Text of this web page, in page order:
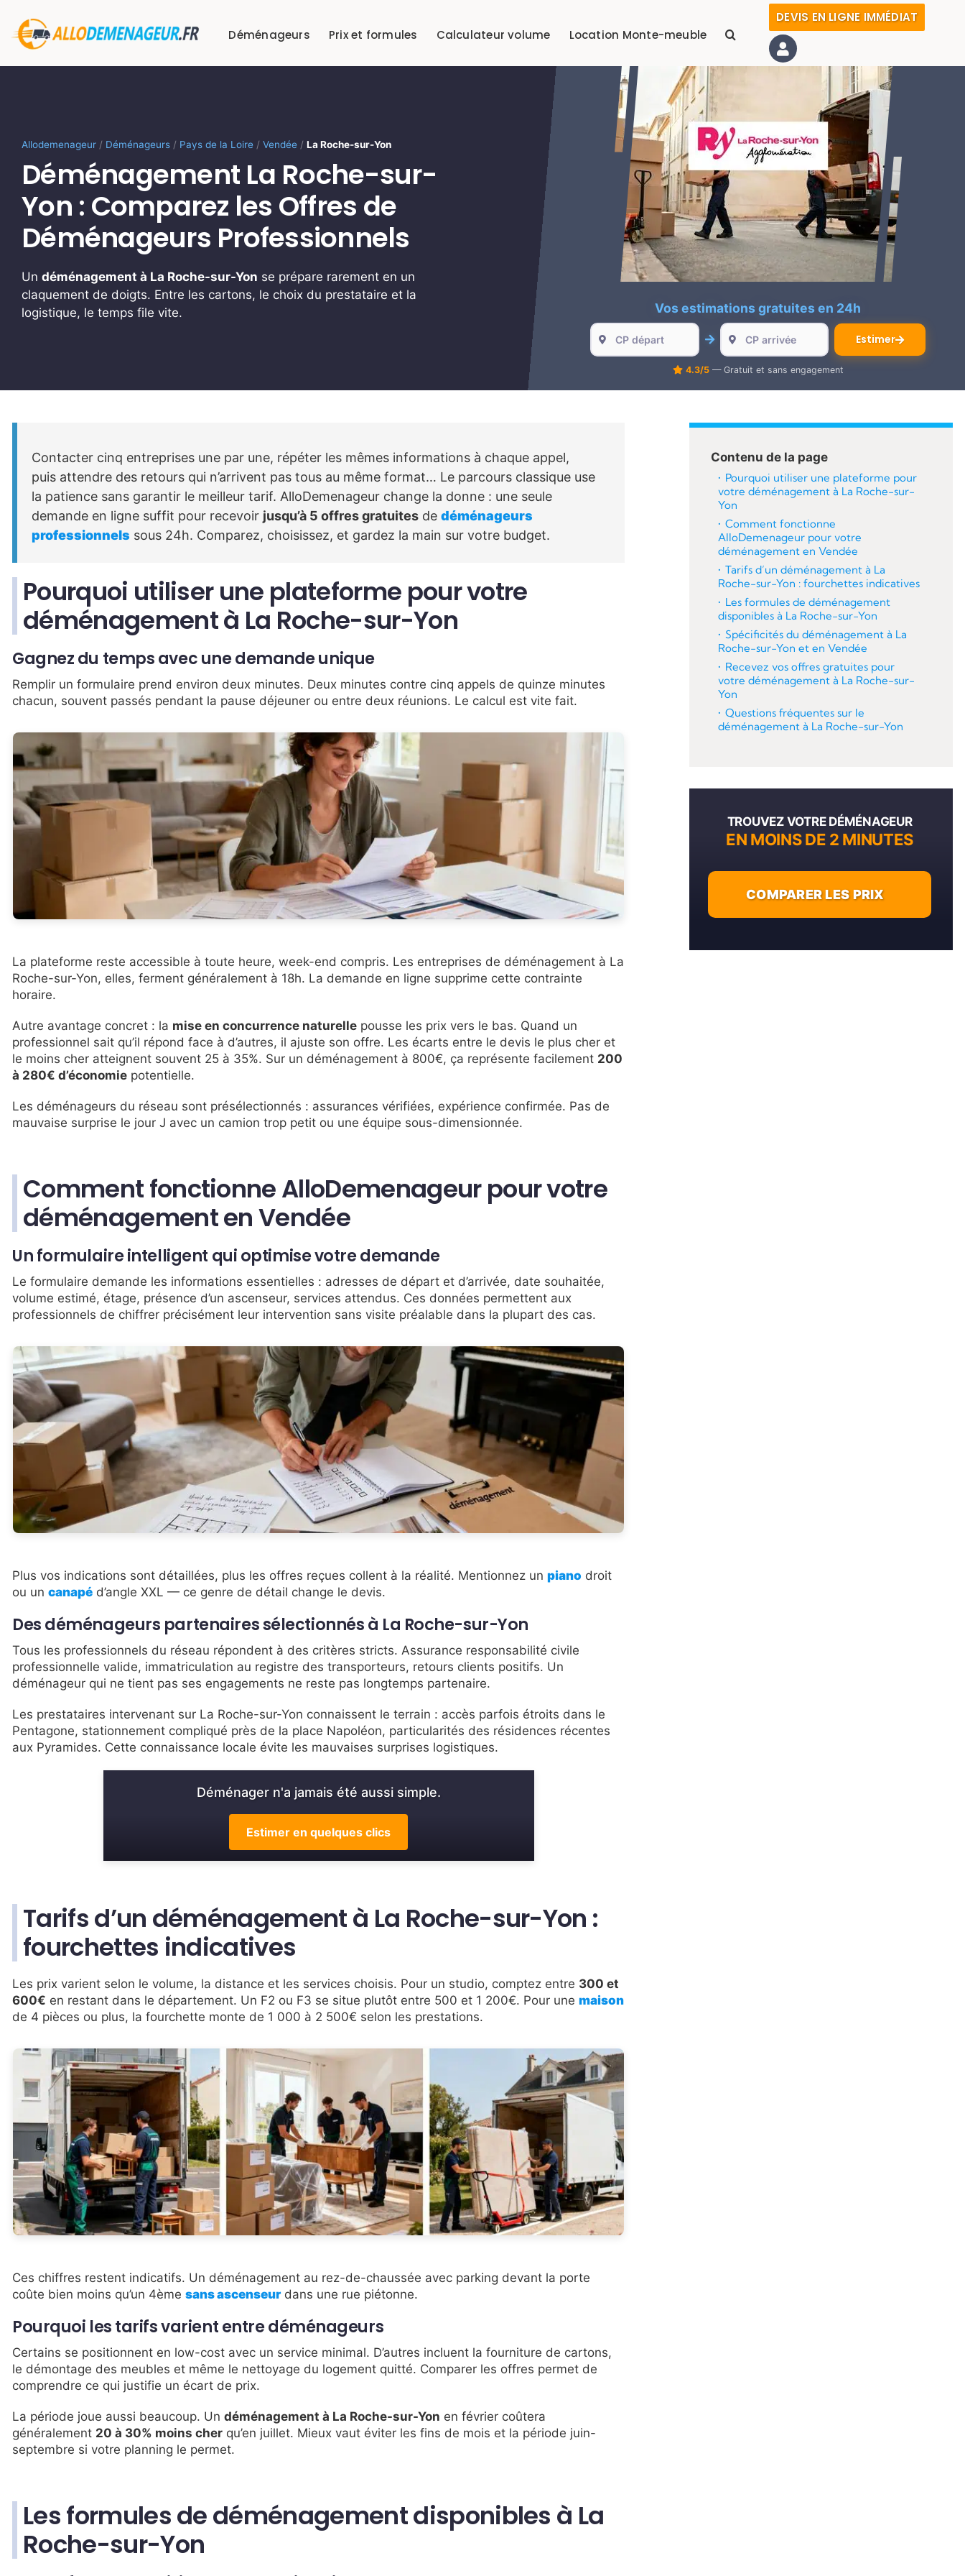
contenu
Déménageurs Prix et formules Calculateur volume Location Monte-meuble
DEVIS EN LIGNE IMMÉDIAT
Allodemenageur / Déménageurs / Pays de la Loire / Vendée / La Roche-sur-Yon
Déménagement La Roche-sur-
Yon : Comparez les Offres de
Déménageurs Professionnels
Un déménagement à La Roche-sur-Yon se prépare rarement en un
claquement de doigts. Entre les cartons, le choix du prestataire et la
logistique, le temps file vite.
Vos estimations gratuites en 24h
Estimer
4.3/5— Gratuit et sans engagement
Contacter cinq entreprises une par une, répéter les mêmes informations à chaque appel,
puis attendre des retours qui n’arrivent pas tous au même format… Le parcours classique use
la patience sans garantir le meilleur tarif. AlloDemenageur change la donne : une seule
demande en ligne suffit pour recevoir jusqu’à 5 offres gratuites de déménageurs
professionnels sous 24h. Comparez, choisissez, et gardez la main sur votre budget.
Pourquoi utiliser une plateforme pour votre
déménagement à La Roche-sur-Yon
Gagnez du temps avec une demande unique
Remplir un formulaire prend environ deux minutes. Deux minutes contre cinq appels de quinze minutes
chacun, souvent passés pendant la pause déjeuner ou entre deux réunions. Le calcul est vite fait.
La plateforme reste accessible à toute heure, week-end compris. Les entreprises de déménagement à La
Roche-sur-Yon, elles, ferment généralement à 18h. La demande en ligne supprime cette contrainte
horaire.
Autre avantage concret : la mise en concurrence naturelle pousse les prix vers le bas. Quand un
professionnel sait qu’il répond face à d’autres, il ajuste son offre. Les écarts entre le devis le plus cher et
le moins cher atteignent souvent 25 à 35%. Sur un déménagement à 800€, ça représente facilement 200
à 280€ d’économie potentielle.
Les déménageurs du réseau sont présélectionnés : assurances vérifiées, expérience confirmée. Pas de
mauvaise surprise le jour J avec un camion trop petit ou une équipe sous-dimensionnée.
Comment fonctionne AlloDemenageur pour votre
déménagement en Vendée
Un formulaire intelligent qui optimise votre demande
Le formulaire demande les informations essentielles : adresses de départ et d’arrivée, date souhaitée,
volume estimé, étage, présence d’un ascenseur, services attendus. Ces données permettent aux
professionnels de chiffrer précisément leur intervention sans visite préalable dans la plupart des cas.
Plus vos indications sont détaillées, plus les offres reçues collent à la réalité. Mentionnez un piano droit
ou un canapé d’angle XXL — ce genre de détail change le devis.
Des déménageurs partenaires sélectionnés à La Roche-sur-Yon
Tous les professionnels du réseau répondent à des critères stricts. Assurance responsabilité civile
professionnelle valide, immatriculation au registre des transporteurs, retours clients positifs. Un
déménageur qui ne tient pas ses engagements ne reste pas longtemps partenaire.
Les prestataires intervenant sur La Roche-sur-Yon connaissent le terrain : accès parfois étroits dans le
Pentagone, stationnement compliqué près de la place Napoléon, particularités des résidences récentes
aux Pyramides. Cette connaissance locale évite les mauvaises surprises logistiques.
Déménager n'a jamais été aussi simple.
Estimer en quelques clics
Tarifs d’un déménagement à La Roche-sur-Yon :
fourchettes indicatives
Les prix varient selon le volume, la distance et les services choisis. Pour un studio, comptez entre 300 et
600€ en restant dans le département. Un F2 ou F3 se situe plutôt entre 500 et 1 200€. Pour une maison
de 4 pièces ou plus, la fourchette monte de 1 000 à 2 500€ selon les prestations.
Ces chiffres restent indicatifs. Un déménagement au rez-de-chaussée avec parking devant la porte
coûte bien moins qu’un 4ème sans ascenseurdans une rue piétonne.
Pourquoi les tarifs varient entre déménageurs
Certains se positionnent en low-cost avec un service minimal. D’autres incluent la fourniture de cartons,
le démontage des meubles et même le nettoyage du logement quitté. Comparer les offres permet de
comprendre ce qui justifie un écart de prix.
La période joue aussi beaucoup. Un déménagement à La Roche-sur-Yon en février coûtera
généralement 20 à 30% moins cher qu’en juillet. Mieux vaut éviter les fins de mois et la période juin-
septembre si votre planning le permet.
Les formules de déménagement disponibles à La
Roche-sur-Yon
Contenu de la page
Pourquoi utiliser une plateforme pour
votre déménagement à La Roche-sur-
Yon
Comment fonctionne
AlloDemenageur pour votre
déménagement en Vendée
Tarifs d’un déménagement à La
Roche-sur-Yon : fourchettes indicatives
Les formules de déménagement
disponibles à La Roche-sur-Yon
Spécificités du déménagement à La
Roche-sur-Yon et en Vendée
Recevez vos offres gratuites pour
votre déménagement à La Roche-sur-
Yon
Questions fréquentes sur le
déménagement à La Roche-sur-Yon
TROUVEZ VOTRE DÉMÉNAGEUR
EN MOINS DE 2 MINUTES
COMPARER LES PRIX